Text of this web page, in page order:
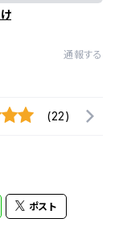
通報する
(22)
ポスト